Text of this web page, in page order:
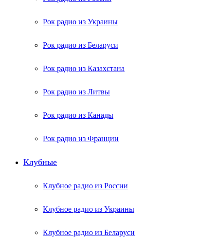
Рок радио из Украины
Рок радио из Беларуси
Рок радио из Казахстана
Рок радио из Литвы
Рок радио из Канады
Рок радио из Франции
Клубные
Клубное радио из России
Клубное радио из Украины
Клубное радио из Беларуси